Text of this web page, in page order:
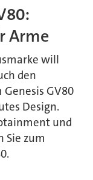
Arme
will
den
GV80
Design.
und
Sie zum